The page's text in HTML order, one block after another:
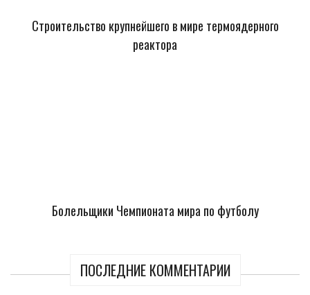
Строительство крупнейшего в мире термоядерного
реактора
Болельщики Чемпионата мира по футболу
ПОСЛЕДНИЕ КОММЕНТАРИИ